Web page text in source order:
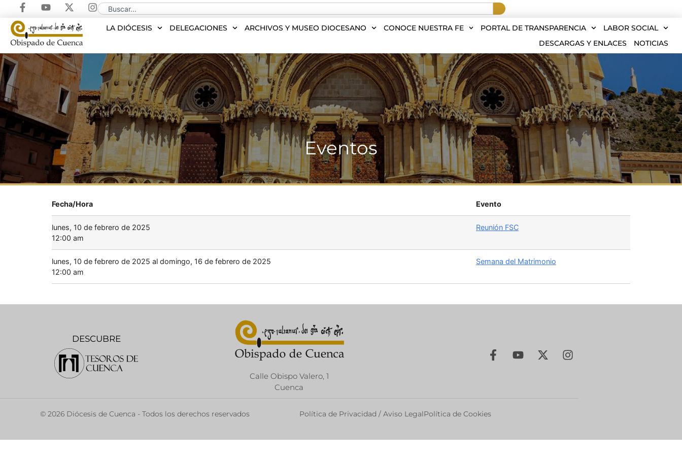
LA DIÓCESIS DELEGACIONES ARCHIVOS Y MUSEO DIOCESANO CONOCE NUESTRA FE PORTAL DE TRANSPARENCIA
LABOR SOCIAL
DESCARGAS Y ENLACES
NOTICIAS
Eventos
Fecha/Hora Evento
lunes, 10 de febrero de 2025
12:00 am
Reunión FSC
lunes, 10 de febrero de 2025 al domingo, 16 de febrero de 2025
12:00 am
Semana del Matrimonio
DESCUBRE
Calle Obispo Valero, 1
Cuenca
© 2026 Diócesis de Cuenca - Todos los derechos reservados Política de Privacidad / Aviso LegalPolítica de Cookies